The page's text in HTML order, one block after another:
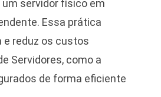
servidor físico em
Essa prática
e reduz os custos
Servidores, como a
de forma eficiente